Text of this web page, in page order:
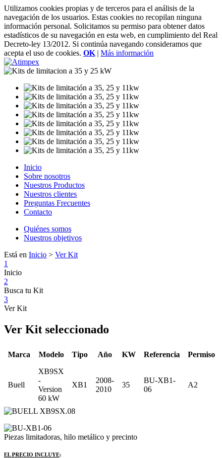
Utilizamos cookies propias y de terceros para el análisis de la
navegación de los usuarios. Estas cookies no recopilan ninguna
información personal. Solicitamos su permiso para obtener datos
estadísticos de su navegación en esta web, en cumplimiento del Real
Decreto-ley 13/2012. Si continúa navegando consideramos que
acepta el uso de cookies. OK | Más información
Inicio
Sobre nosotros
Nuestros Productos
Nuestros clientes
Preguntas Frecuentes
Contacto
Quiénes somos
Nuestros objetivos
Está en Inicio > Ver Kit
1
Inicio
2
Busca tu Kit
3
Ver Kit
Ver Kit seleccionado
Marca Modelo Tipo Año KW Referencia Permiso
Buell
XB9SX
-
Version
60 kW
XB1
2008-
2010
35
BU-XB1-
06
A2
Piezas limitadoras, hilo metálico y precinto
EL PRECIO INCLUYE: